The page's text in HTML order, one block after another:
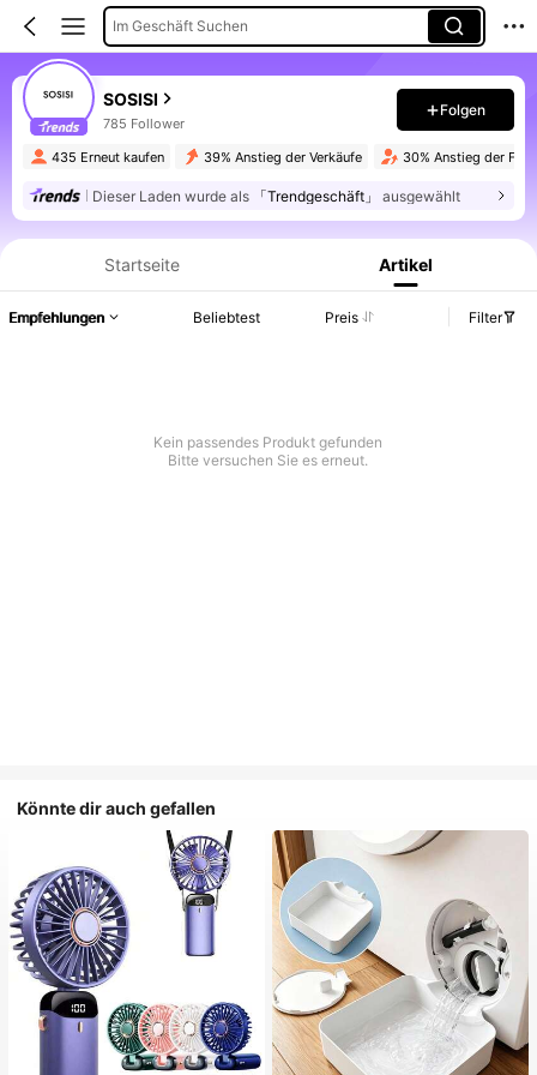
Im Geschäft Suchen
SOSISI
785 Follower
Folgen
435 Erneut kaufen 39% Anstieg der Verkäufe 30% Anstieg der
Dieser Laden wurde als 「Trendgeschäft」 ausgewählt
Startseite Artikel
Empfehlungen Beliebtest Preis Filter
Kein passendes Produkt gefunden
Bitte versuchen Sie es erneut.
Könnte dir auch gefallen